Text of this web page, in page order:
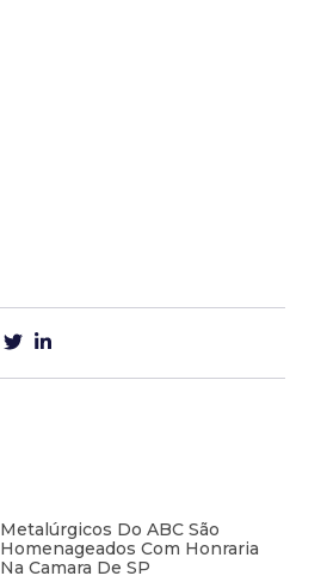
Metalúrgicos Do ABC São
Homenageados Com Honraria
Na Camara De SP